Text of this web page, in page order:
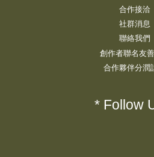
合作接洽
社群消息
聯絡我們
創作者聯名友
合作夥伴分潤
* Follow